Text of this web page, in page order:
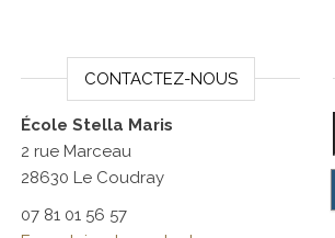
CONTACTEZ-NOUS
École Stella Maris
2 rue Marceau
28630 Le Coudray
07 81 01 56 57